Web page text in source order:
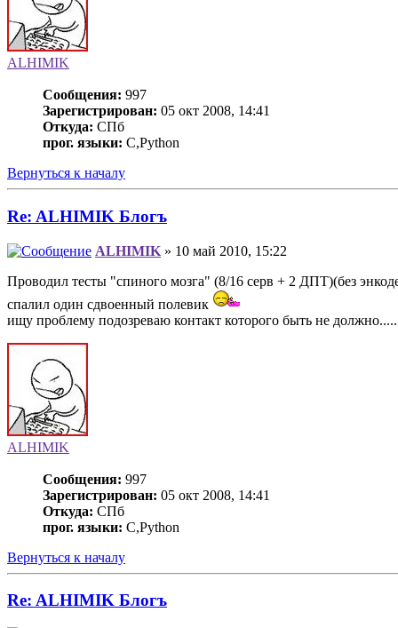
ALHIMIK
Сообщения: 997
Зарегистрирован: 05 окт 2008, 14:41
Откуда: СПб
прог. языки: C,Python
Вернуться к началу
Re: ALHIMIK Блогъ
ALHIMIK » 10 май 2010, 15:22
Проводил тесты "спиного мозга" (8/16 серв + 2 ДПТ)(без
спалил один сдвоенный полевик
ищу проблему подозреваю контакт которого быть не
ALHIMIK
Сообщения: 997
Зарегистрирован: 05 окт 2008, 14:41
Откуда: СПб
прог. языки: C,Python
Вернуться к началу
Re: ALHIMIK Блогъ